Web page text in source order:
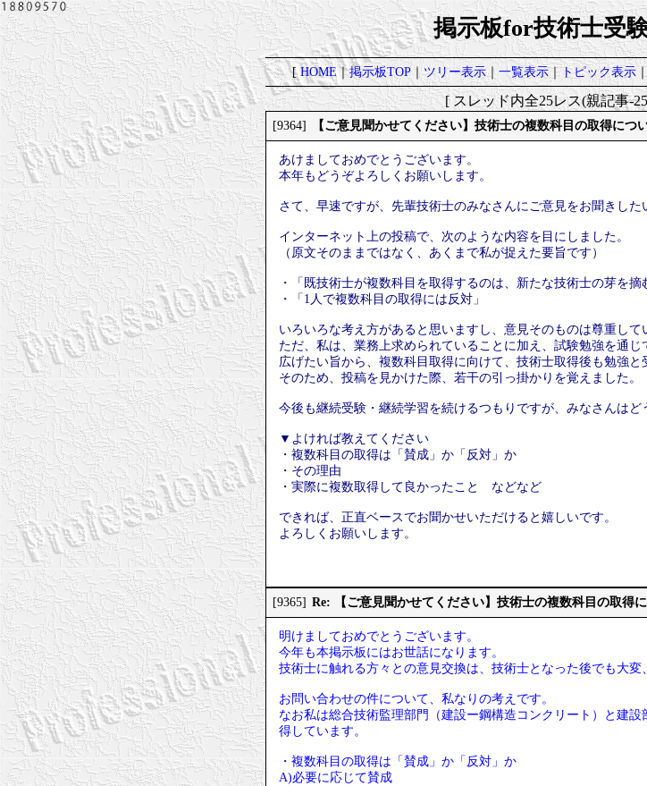
掲示板for技術士受
[HOME｜掲示板TOP｜ツリー表示｜一覧表示｜トピック表示
[ スレッド内全25レス(親記事
[9364] 【ご意見聞かせてください】技術士の複数科目の取得につ
あけましておめでとうございます。
本年もどうぞよろしくお願いします。
さて、早速ですが、先輩技術士のみなさんにご意見をお聞きした
インターネット上の投稿で、次のような内容を目にしました。
（原文そのままではなく、あくまで私が捉えた要旨です）
・「既技術士が複数科目を取得するのは、新たな技術士の芽を摘
・「1人で複数科目の取得には反対」
いろいろな考え方があると思いますし、意見そのものは尊重して
ただ、私は、業務上求められていることに加え、試験勉強を通
広げたい旨から、複数科目取得に向けて、技術士取得後も勉強と
そのため、投稿を見かけた際、若干の引っ掛かりを覚えました。
今後も継続受験・継続学習を続けるつもりですが、みなさんはど
▼よければ教えてください
・複数科目の取得は「賛成」か「反対」か
・その理由
・実際に複数取得して良かったこと などなど
できれば、正直ベースでお聞かせいただけると嬉しいです。
よろしくお願いします。
[9365] Re: 【ご意見聞かせてください】技術士の複数科目の取得
明けましておめでとうございます。
今年も本掲示板にはお世話になります。
技術士に触れる方々との意見交換は、技術士となった後でも大変
お問い合わせの件について、私なりの考えです。
なお私は総合技術監理部門（建設ー鋼構造コンクリート）と建
得しています。
・複数科目の取得は「賛成」か「反対」か
A)必要に応じて賛成